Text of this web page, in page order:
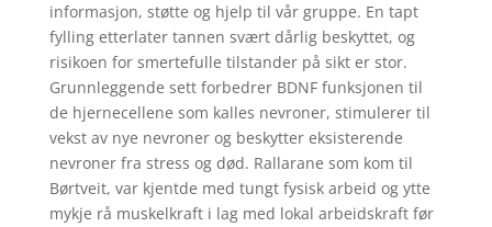
informasjon, støtte og hjelp til vår gruppe. En tapt
fylling etterlater tannen svært dårlig beskyttet, og
risikoen for smertefulle tilstander på sikt er stor.
Grunnleggende sett forbedrer BDNF funksjonen til
de hjernecellene som kalles nevroner, stimulerer til
vekst av nye nevroner og beskytter eksisterende
nevroner fra stress og død. Rallarane som kom til
Børtveit, var kjentde med tungt fysisk arbeid og ytte
mykje rå muskelkraft i lag med lokal arbeidskraft før